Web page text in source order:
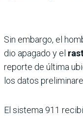
Sin embargo, el
dio apagado y el
reporte de última
los datos
El sistema 911